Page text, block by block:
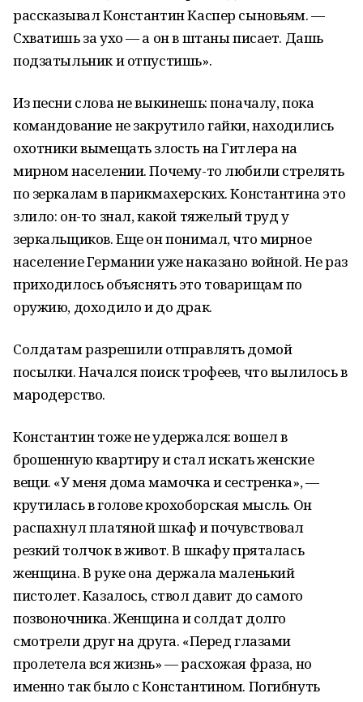
рассказывал Константин Каспер сыновьям. —
Схватишь за ухо — а он в штаны писает. Дашь
подзатыльник и отпустишь».
Из песни слова не выкинешь: поначалу, пока
командование не закрутило гайки, находились
охотники вымещать злость на Гитлера на
мирном населении. Почему-то любили стрелять
по зеркалам в парикмахерских. Константина это
злило: он-то знал, какой тяжелый труд у
зеркальщиков. Еще он понимал, что мирное
население Германии уже наказано войной. Не раз
приходилось объяснять это товарищам по
оружию, доходило и до драк.
Солдатам разрешили отправлять домой
посылки. Начался поиск трофеев, что вылилось в
мародерство.
Константин тоже не удержался: вошел в
брошенную квартиру и стал искать женские
вещи. «У меня дома мамочка и сестренка», —
крутилась в голове крохоборская мысль. Он
распахнул платяной шкаф и почувствовал
резкий толчок в живот. В шкафу пряталась
женщина. В руке она держала маленький
пистолет. Казалось, ствол давит до самого
позвоночника. Женщина и солдат долго
смотрели друг на друга. «Перед глазами
пролетела вся жизнь» — расхожая фраза, но
именно так было с Константином. Погибнуть